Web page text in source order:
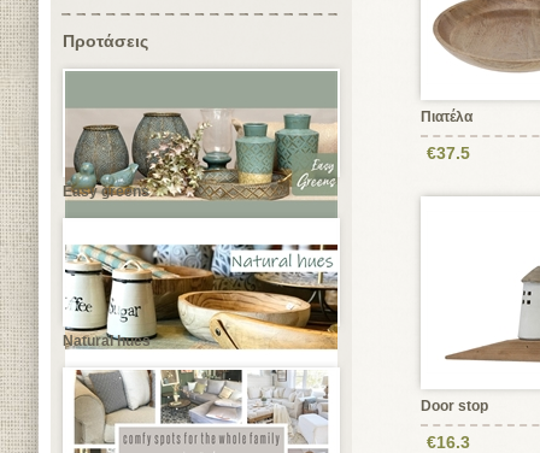
Προτάσεις
Easy greens
Natural hues
Πιατέλα
€37.5
Door stop
€16.3